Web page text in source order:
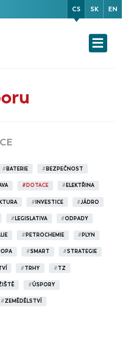
CS SK EN
# BATERIE # BEZPEČNOST
# DOTACE # ELEKTŘINA
# INVESTICE #JÁDRO
# LEGISLATIVA #ODPADY
# PETROCHEMIE # PLYN
#SMART #STRATEGIE
#TRHY #TZ
#ÚSPORY
#ZEMĚDĚLSTVÍ